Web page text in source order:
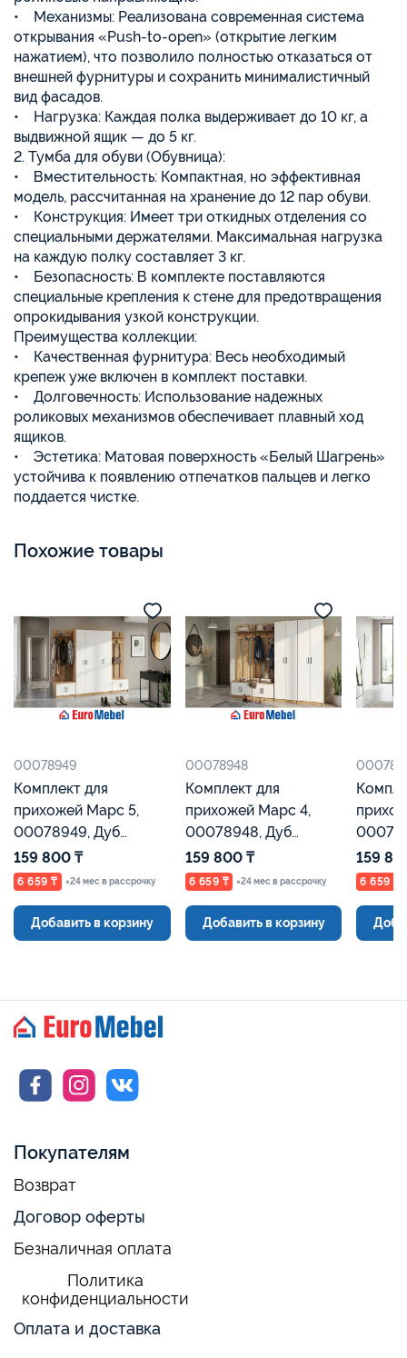
• Механизмы: Реализована современная система
открывания «Push-to-open» (открытие легким
нажатием), что позволило полностью отказаться от
внешней фурнитуры и сохранить минималистичный
вид фасадов.
• Нагрузка: Каждая полка выдерживает до 10 кг, а
выдвижной ящик — до 5 кг.
2. Тумба для обуви (Обувница):
• Вместительность: Компактная, но эффективная
модель, рассчитанная на хранение до 12 пар обуви.
• Конструкция: Имеет три откидных отделения со
специальными держателями. Максимальная нагрузка
на каждую полку составляет 3 кг.
• Безопасность: В комплекте поставляются
специальные крепления к стене для предотвращения
опрокидывания узкой конструкции.
Преимущества коллекции:
• Качественная фурнитура: Весь необходимый
крепеж уже включен в комплект поставки.
• Долговечность: Использование надежных
роликовых механизмов обеспечивает плавный ход
ящиков.
• Эстетика: Матовая поверхность «Белый Шагрень»
устойчива к появлению отпечатков пальцев и легко
поддается чистке.
Похожие товары
00078949
Комплект для
прихожей Марс 5,
00078949, Дуб
Золотой/Белый,
Евромебель
159 800 ₸
6 659 ₸ ×24 мес в рассрочку
Добавить в корзину
00078948
Комплект для
прихожей Марс 4,
00078948, Дуб
Золотой/Белый,
Евромебель
159 800 ₸
6 659 ₸ ×24 мес в рассрочку
Добавить в корзину
159
6 659 ₸
Покупателям
Возврат
Договор оферты
Безналичная оплата
Политика
конфиденциальности
Оплата и доставка